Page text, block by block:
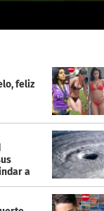
feliz
a